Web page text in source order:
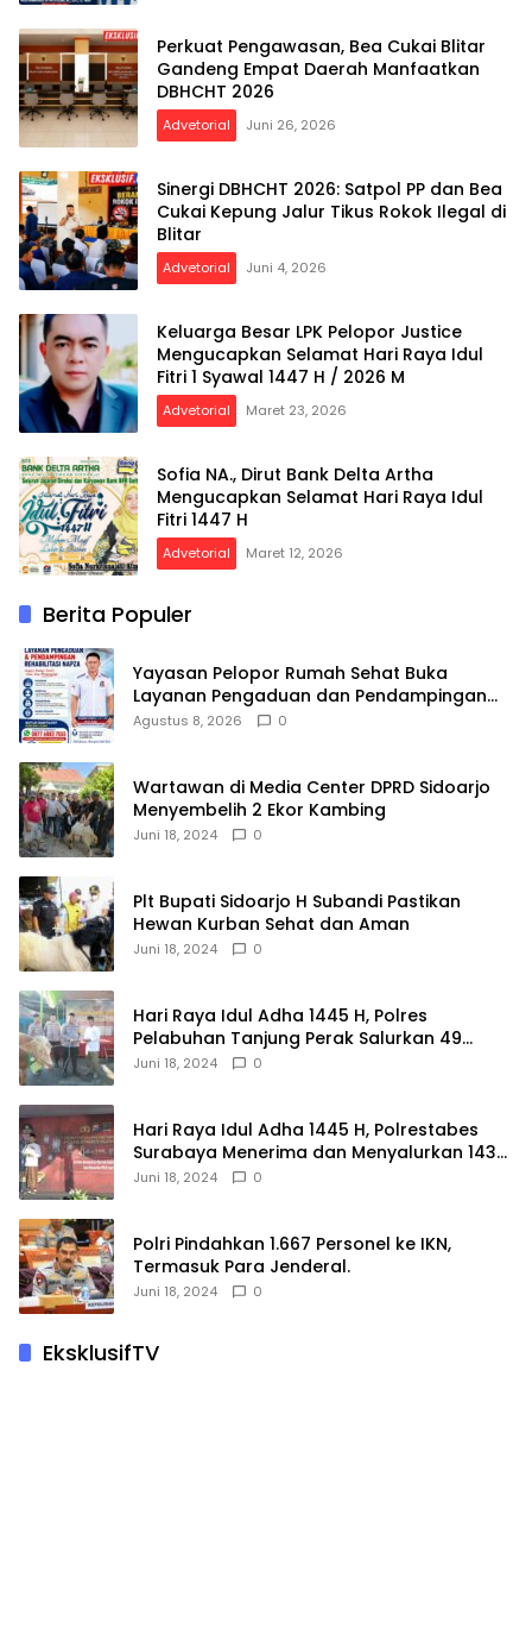
Perkuat Pengawasan, Bea Cukai Blitar
Gandeng Empat Daerah Manfaatkan
DBHCHT 2026
Advetorial Juni 26, 2026
Sinergi DBHCHT 2026: Satpol PP dan Bea
Cukai Kepung Jalur Tikus Rokok Ilegal di
Blitar
Advetorial Juni 4, 2026
Keluarga Besar LPK Pelopor Justice
Mengucapkan Selamat Hari Raya Idul
Fitri 1 Syawal 1447 H / 2026 M
Advetorial Maret 23, 2026
Sofia NA., Dirut Bank Delta Artha
Mengucapkan Selamat Hari Raya Idul
Fitri 1447 H
Advetorial Maret 12, 2026
Berita Populer
Yayasan Pelopor Rumah Sehat Buka
Layanan Pengaduan dan Pendampingan
Rehabilitasi NAPZA 24 Jam
Agustus 8, 2026 0
Wartawan di Media Center DPRD Sidoarjo
Menyembelih 2 Ekor Kambing
Juni 18, 2024 0
Plt Bupati Sidoarjo H Subandi Pastikan
Hewan Kurban Sehat dan Aman
Juni 18, 2024 0
Hari Raya Idul Adha 1445 H, Polres
Pelabuhan Tanjung Perak Salurkan 49
Hewan Korban.
Juni 18, 2024 0
Hari Raya Idul Adha 1445 H, Polrestabes
Surabaya Menerima dan Menyalurkan 143
Hewan Kurban
Juni 18, 2024 0
Polri Pindahkan 1.667 Personel ke IKN,
Termasuk Para Jenderal.
Juni 18, 2024 0
EksklusifTV